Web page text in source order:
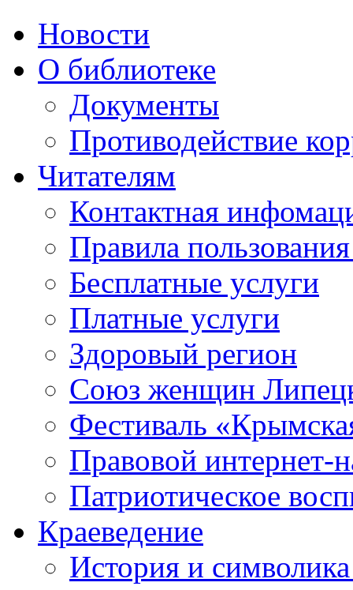
Новости
О библиотеке
Документы
Противодействие
Читателям
Контактная
Правила
Бесплатные услуги
Платные услуги
Здоровый регион
Союз женщин
Фестиваль
Правовой интернет-
Патриотическое
Краеведение
История и